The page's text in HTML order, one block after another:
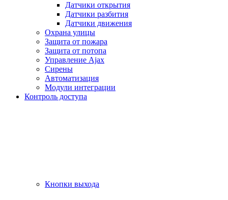
Датчики открытия
Датчики разбития
Датчики движения
Охрана улицы
Защита от пожара
Защита от потопа
Управление Ajax
Сирены
Автоматизация
Модули интеграции
Контроль доступа
Кнопки выхода